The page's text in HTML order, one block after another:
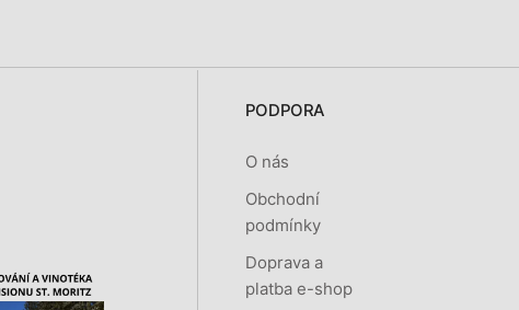
PODPORA
O nás
Obchodní
podmínky
Doprava a
platba e-shop